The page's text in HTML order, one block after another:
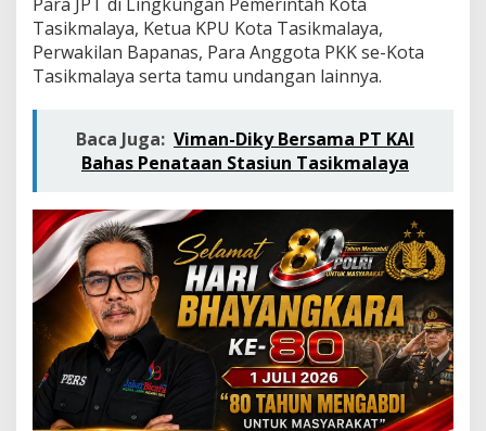
a
H
a
r
i
d
i
e
2
3
K
o
t
a
T
a
s
i
Tasikmalaya, Ketua KPU Kota Tasikmalaya,
Perwakilan Bapanas, Para Anggota PKK se-Kota
Tasikmalaya serta tamu undangan lainnya.
Baca Juga: Viman-Diky Bersama PT KAI
Bahas Penataan Stasiun Tasikmalaya